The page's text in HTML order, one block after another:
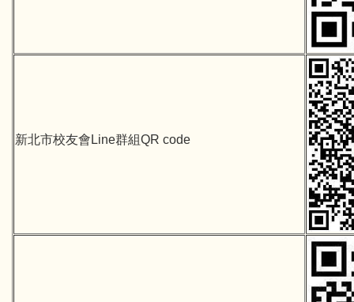
新北市校友會Line群組QR code